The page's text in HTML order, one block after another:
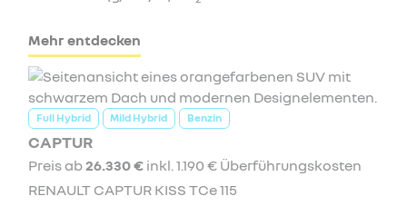
Mehr entdecken
Full Hybrid Mild Hybrid Benzin
CAPTUR
Preis ab26.330 € inkl. 1.190 € Überführungskosten
RENAULT CAPTUR KISS TCe 115